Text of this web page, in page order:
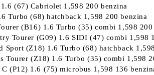
(67) Cabriolet 1,598 200 benzina
Turbo (68) hatchback 1,598 200 benzina
(B16) 1.6 Turbo (35) combi 1,598 200
Tourer (G09) 1.6 SIDI (47) combi 1,598
Sport (Z18) 1.6 Turbo (68) hatchback
Tourer (Z18) 1.6 Turbo (35) combi 1,598
(P12) 1.6 (75) microbus 1,598 136